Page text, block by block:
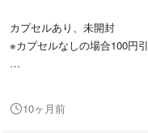
カプセルあり、未開封
※カプセルなしの場合100円引
10ヶ月前